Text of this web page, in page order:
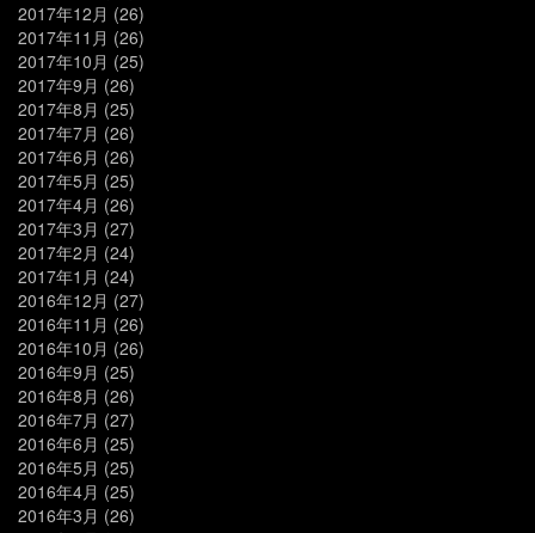
2017年12月 (26)
2017年11月 (26)
2017年10月 (25)
2017年9月 (26)
2017年8月 (25)
2017年7月 (26)
2017年6月 (26)
2017年5月 (25)
2017年4月 (26)
2017年3月 (27)
2017年2月 (24)
2017年1月 (24)
2016年12月 (27)
2016年11月 (26)
2016年10月 (26)
2016年9月 (25)
2016年8月 (26)
2016年7月 (27)
2016年6月 (25)
2016年5月 (25)
2016年4月 (25)
2016年3月 (26)